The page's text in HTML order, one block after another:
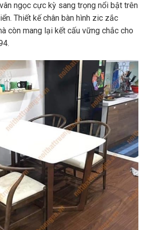
ngọc cực kỳ sang trọng nổi bật trên
Thiết kế chân bàn hình zic zắc
còn mang lại kết cấu vững chắc cho